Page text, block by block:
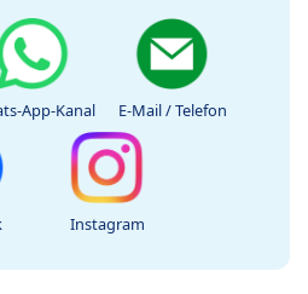
App-Kanal E-Mail / Telefon
Instagram